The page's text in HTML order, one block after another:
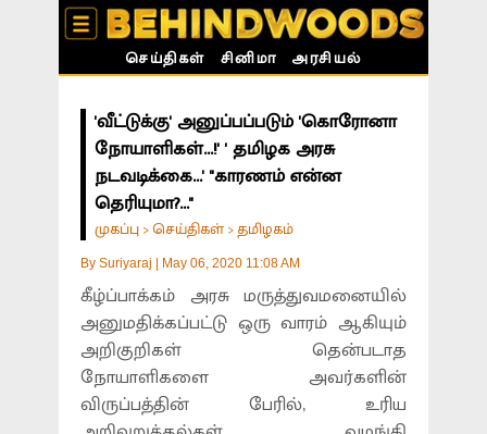
செய்திகள் சினிமா அரசியல்
'வீட்டுக்கு' அனுப்பப்படும் 'கொரோனா
நோயாளிகள்...!' ' தமிழக அரசு
நடவடிக்கை...' ''காரணம் என்ன
தெரியுமா?...''
முகப்பு >செய்திகள் >தமிழகம்
By Suriyaraj May 06, 2020 11:08 AM
கீழ்ப்பாக்கம் அரசு மருத்துவமனையில்
அனுமதிக்கப்பட்டு ஒரு வாரம் ஆகியும்
அறிகுறிகள் தென்படாத
நோயாளிகளை அவர்களின்
விருப்பத்தின் பேரில், உரிய